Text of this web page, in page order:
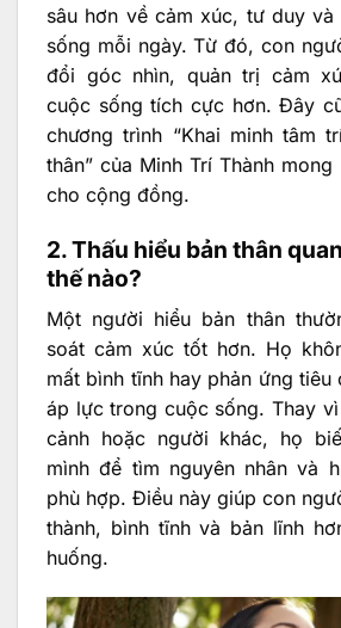
sâu hơn về cảm xúc, tư duy và
sống mỗi ngày. Từ đó, con
đổi góc nhìn, quản trị cảm
cuộc sống tích cực hơn. Đây
chương trình “Khai minh tâm
thân” của Minh Trí Thành
cho cộng đồng.
2. Thấu hiểu bản thân
thế nào?
Một người hiểu bản thân
soát cảm xúc tốt hơn. Họ
mất bình tĩnh hay phản ứng
áp lực trong cuộc sống. Thay
cảnh hoặc người khác, họ
mình để tìm nguyên nhân và
phù hợp. Điều này giúp con
thành, bình tĩnh và bản lĩnh
huống.